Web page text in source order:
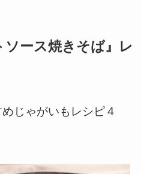
ース焼きそば』レ
じゃがいもレシピ４